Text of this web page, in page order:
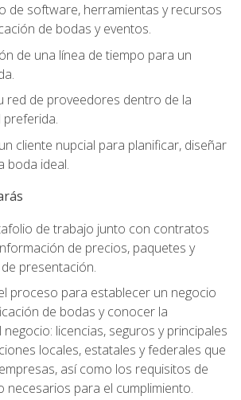
de software, herramientas y recursos
de bodas y eventos.
de una línea de tiempo para un
red de proveedores dentro de la
preferida.
cliente nupcial para planificar, diseñar
boda ideal.
de trabajo junto con contratos
de precios, paquetes y
presentación.
proceso para establecer un negocio
de bodas y conocer la
licencias, seguros y principales
locales, estatales y federales que
así como los requisitos de
necesarios para el cumplimiento.